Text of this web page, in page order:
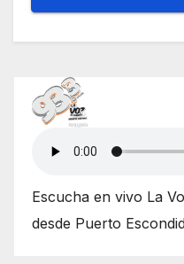
Escucha en vivo La
desde Puerto